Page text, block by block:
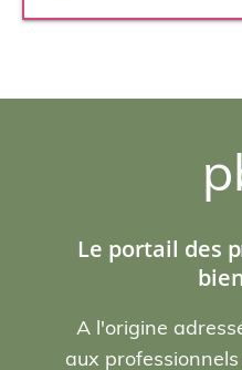
Le portail des
A l'origine
aux